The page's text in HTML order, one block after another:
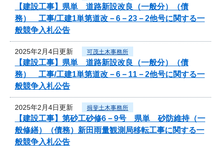
【建設工事】県単 道路新設改良（一般分）（債
務） 工事/工建1単第道改－6－23－2他号に関する一
般競争入札公告
2025年2月4日更新 可茂土木事務所
【建設工事】県単 道路新設改良（一般分）（債
務） 工事/工建1単第道改－6－11－2他号に関する一
般競争入札公告
2025年2月4日更新 揖斐土木事務所
【建設工事】第砂工砂修6－9号 県単 砂防維持（一
般修繕）（債務）新田雨量観測局移転工事に関する一
般競争入札公告